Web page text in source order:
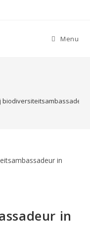
Menu
biodiversiteitsambassadeur
in